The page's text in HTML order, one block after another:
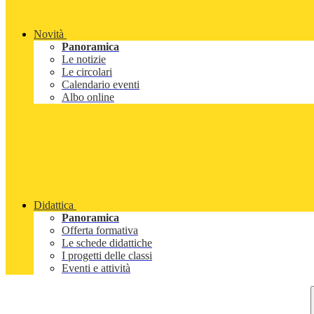
Novità
Panoramica
Le notizie
Le circolari
Calendario eventi
Albo online
Didattica
Panoramica
Offerta formativa
Le schede didattiche
I progetti delle classi
Eventi e attività